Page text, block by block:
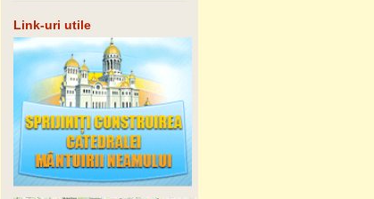
Link-uri utile